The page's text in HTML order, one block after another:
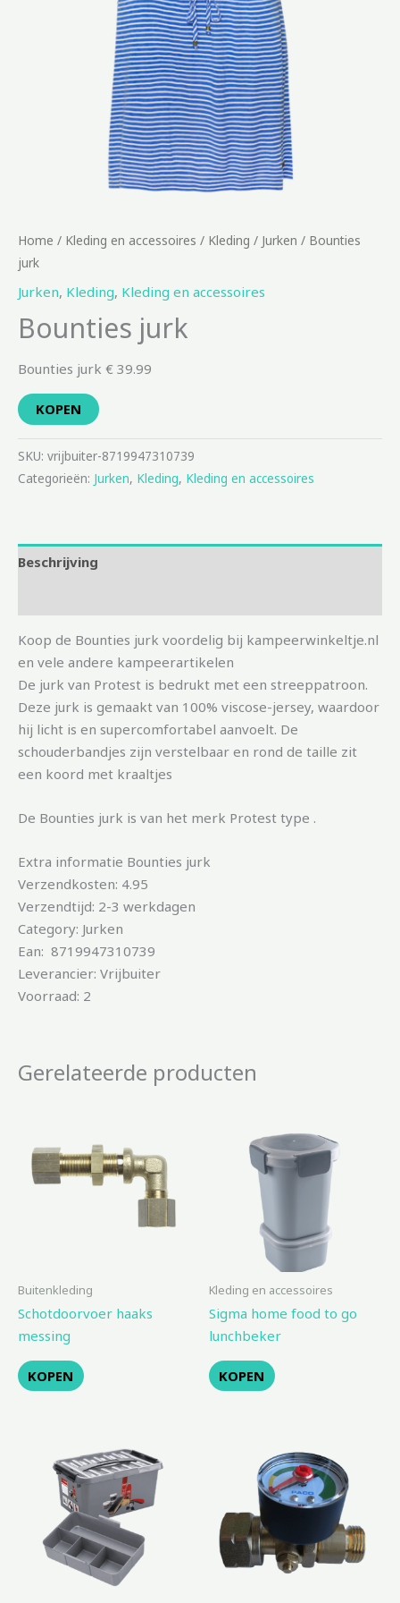
Home / Kleding en accessoires / Kleding / Jurken / Bounties
jurk
Jurken, Kleding, Kleding en accessoires
Bounties jurk
Bounties jurk € 39.99
KOPEN
SKU: vrijbuiter-8719947310739
Categorieën: Jurken, Kleding, Kleding en accessoires
Beschrijving
Koop de Bounties jurk voordelig bij kampeerwinkeltje.nl
en vele andere kampeerartikelen
De jurk van Protest is bedrukt met een streeppatroon.
Deze jurk is gemaakt van 100% viscose-jersey, waardoor
hij licht is en supercomfortabel aanvoelt. De
schouderbandjes zijn verstelbaar en rond de taille zit
een koord met kraaltjes
De Bounties jurk is van het merk Protest type .
Extra informatie Bounties jurk
Verzendkosten: 4.95
Verzendtijd: 2-3 werkdagen
Category: Jurken
Ean: 8719947310739
Leverancier: Vrijbuiter
Voorraad: 2
Gerelateerde producten
Buitenkleding
Schotdoorvoer haaks
messing
KOPEN
Kleding en accessoires
Sigma home food to go
lunchbeker
KOPEN